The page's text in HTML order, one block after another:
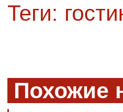
Теги:
Похожие